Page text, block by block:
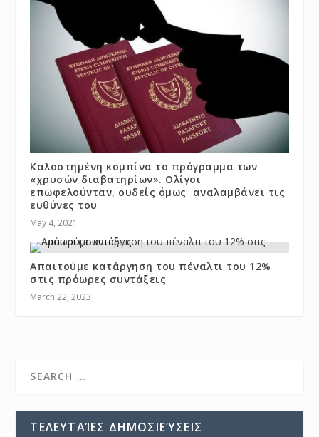
Καλοστημένη κομπίνα το πρόγραμμα των
«χρυσών διαβατηρίων». Ολίγοι
επωφελούνταν, ουδείς όμως αναλαμβάνει τις
ευθύνες του
May 4, 2021
Απαιτούμε κατάργηση του πέναλτι του 12%
στις πρόωρες συντάξεις
March 22, 2023
ΤΕΛΕΥΤΑΊΕΣ ΔΗΜΟΣΙΕΎΣΕΙΣ